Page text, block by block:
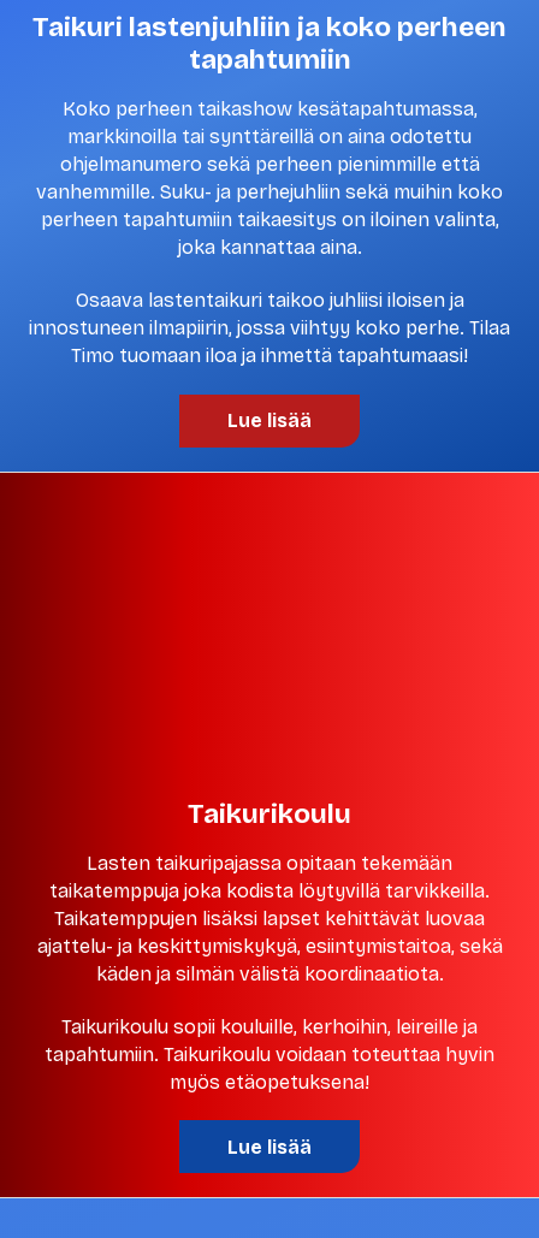
Taikuri lastenjuhliin ja koko perheen
tapahtumiin
Koko perheen taikashow kesätapahtumassa,
markkinoilla tai synttäreillä on aina odotettu
ohjelmanumero sekä perheen pienimmille että
vanhemmille. Suku- ja perhejuhliin sekä muihin koko
perheen tapahtumiin taikaesitys on iloinen valinta,
joka kannattaa aina.
Osaava lastentaikuri taikoo juhliisi iloisen ja
innostuneen ilmapiirin, jossa viihtyy koko perhe. Tilaa
Timo tuomaan iloa ja ihmettä tapahtumaasi!
Lue lisää
Taikurikoulu
Lasten taikuripajassa opitaan tekemään
taikatemppuja joka kodista löytyvillä tarvikkeilla.
Taikatemppujen lisäksi lapset kehittävät luovaa
ajattelu- ja keskittymiskykyä, esiintymistaitoa, sekä
käden ja silmän välistä koordinaatiota.
Taikurikoulu sopii kouluille, kerhoihin, leireille ja
tapahtumiin. Taikurikoulu voidaan toteuttaa hyvin
myös etäopetuksena!
Lue lisää